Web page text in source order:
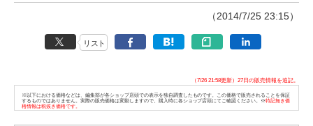
（2014/7/25 23:15）
リスト
（7/26 21:58更新）27日の販売情報を追記。
※以下における価格などは、編集部が各ショップ店頭での表示を独自調査したものです。この価格で販売されることを保証
するものではありません。実際の販売価格は変動しますので、購入時に各ショップ店頭にてご確認ください。※特記無き価
格情報は税抜き価格です。